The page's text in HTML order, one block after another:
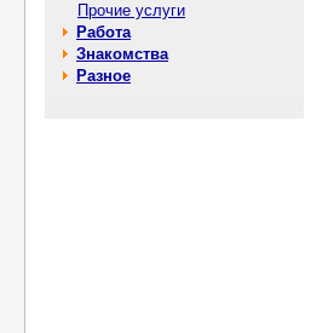
Прочие услуги
Работа
Знакомства
Разное